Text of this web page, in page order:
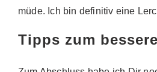
müde. Ich bin definitiv eine
Tipps zum